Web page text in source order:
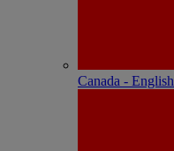
Canada - English